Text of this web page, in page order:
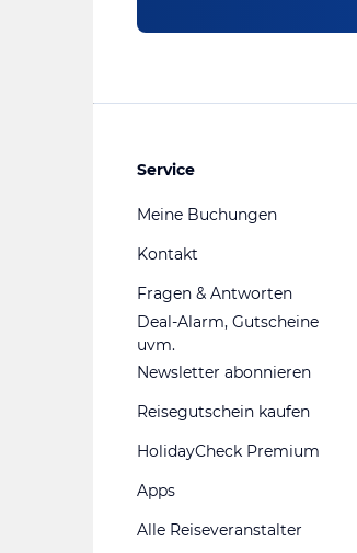
Service
Meine Buchungen
Kontakt
Fragen & Antworten
Deal-Alarm, Gutscheine
uvm.
Newsletter abonnieren
Reisegutschein kaufen
HolidayCheck Premium
Apps
Alle Reiseveranstalter